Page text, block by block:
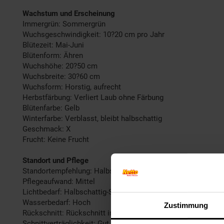
Zustimmung
Wachstum und Erscheinung
Immergrün: Sommergrün
Wuchsgeschwindigkeit: 10?20 cm pro Jahr
Blütezeit: Mai-Juni
Blütenform: Ähren
Wuchshöhe: 20?50 cm
Wuchsbreite: 30?60 cm
Wuchsform: Horstig, aufrecht
Herbstfärbung: Verliert Laub ohne Färbung
Blütenfarbe: Gelb
Winterfarbe: Verblasst, bleibt halbschattig
Geschmack: X
Frucht: Keine Frucht
Standort und Pflege
Standortempfehlung: Halbschattig, feucht
Pflegeaufwand: Mittel
Lichtbedarf: Halbschattig-Schattig
Wasserbedarf: Hoch
Rückschnitt: Rückschnitt im Frühjahr